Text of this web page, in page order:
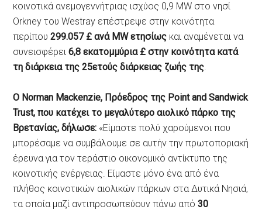
κοινοτικά ανεμογεννήτριας ισχύος 0,9 MW στο νησί
Orkney του Westray επέστρεψε στην κοινότητα
περίπου299.057 £ ανά MW ετησίως και αναμένεται να
συνεισφέρει 6,8 εκατομμύρια £ στην κοινότητα κατά
τη διάρκεια της 25ετούς διάρκειας ζωής της.
Ο Norman Mackenzie, Πρόεδρος της Point and Sandwick
Trust, που κατέχει το μεγαλύτερο αιολικό πάρκο της
Βρετανίας, δήλωσε: «Είμαστε πολύ χαρούμενοι που
μπορέσαμε να συμβάλουμε σε αυτήν την πρωτοποριακή
έρευνα για τον τεράστιο οικονομικό αντίκτυπο της
κοινοτικής ενέργειας. Είμαστε μόνο ένα από ένα
πλήθος κοινοτικών αιολικών πάρκων στα Δυτικά Νησιά,
τα οποία μαζί αντιπροσωπεύουν πάνω από30